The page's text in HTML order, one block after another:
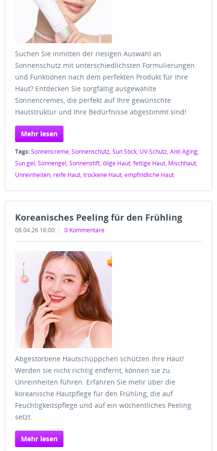
Suchen Sie inmitten der riesigen Auswahl an
Sonnenschutz mit unterschiedlichsten Formulierungen
und Funktionen nach dem perfekten Produkt für Ihre
Haut? Entdecken Sie sorgfältig ausgewählte
Sonnencremes, die perfekt auf Ihre gewünschte
Hautstruktur und Ihre Bedürfnisse abgestimmt sind!
Mehr lesen
Tags:Sonnencreme, Sonnenschutz, Sun Stick, UV-Schutz, Anti Aging,
Sun gel, Sonnengel, Sonnenstift, ölige Haut, fettige Haut, Mischhaut,
Unreinheiten, reife Haut, trockene Haut, empfindliche Haut
Koreanisches Peeling für den Frühling
08.04.26 16:00 0 Kommentare
Abgestorbene Hautschüppchen schützen Ihre Haut!
Werden sie nicht richtig entfernt, können sie zu
Unreinheiten führen. Erfahren Sie mehr über die
koreanische Hautpflege für den Frühling, die auf
Feuchtigkeitspflege und auf ein wöchentliches Peeling
setzt.
Mehr lesen